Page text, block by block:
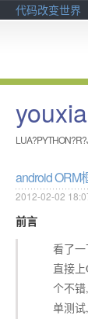
代码改变世界
android ORM
2012-02-02
前言
看了
直接
个不
单测